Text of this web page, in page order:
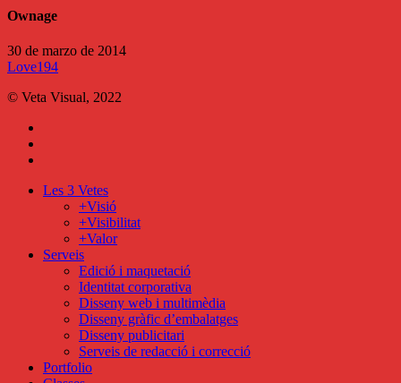
Ownage
30 de marzo de 2014
Love194
© Veta Visual, 2022
Close
Les 3 Vetes
+Visió
+Visibilitat
+Valor
Serveis
Edició i maquetació
Identitat corporativa
Disseny web i multimèdia
Disseny gràfic d’embalatges
Disseny publicitari
Serveis de redacció i correcció
Portfolio